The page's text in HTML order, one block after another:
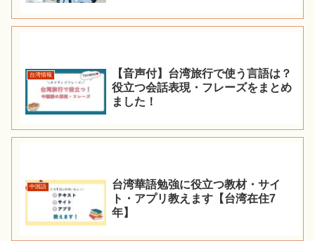
台湾情報
【音声付】台湾旅行で使う言語は？
役立つ会話表現・フレーズをまとめ
ました！
中国語
台湾華語勉強に役立つ教材・サイ
ト・アプリ教えます【台湾在住7
年】